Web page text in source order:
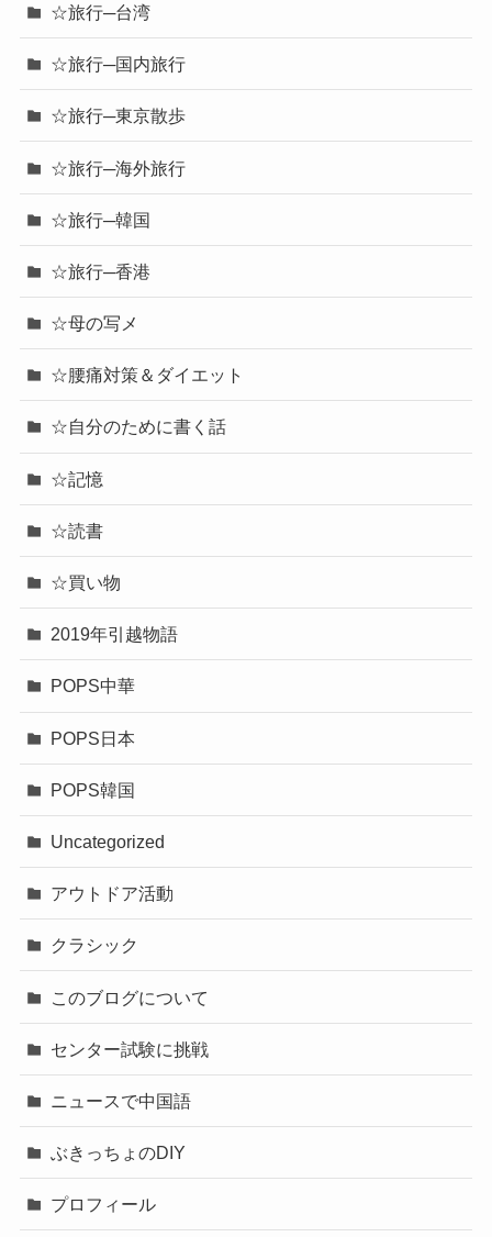
☆旅行─台湾
☆旅行─国内旅行
☆旅行─東京散歩
☆旅行─海外旅行
☆旅行─韓国
☆旅行─香港
☆母の写メ
☆腰痛対策＆ダイエット
☆自分のために書く話
☆記憶
☆読書
☆買い物
2019年引越物語
POPS中華
POPS日本
POPS韓国
Uncategorized
アウトドア活動
クラシック
このブログについて
センター試験に挑戦
ニュースで中国語
ぶきっちょのDIY
プロフィール